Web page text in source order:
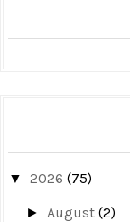
▼ 2026 (75)
► August(2)